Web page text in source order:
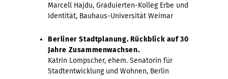
Marcell Hajdu, Graduierten-Kolleg Erbe und
Identität, Bauhaus-Universität Weimar
Berliner Stadtplanung. Rückblick auf 30
Jahre Zusammenwachsen.
Katrin Lompscher, ehem. Senatorin für
Stadtentwicklung und Wohnen, Berlin